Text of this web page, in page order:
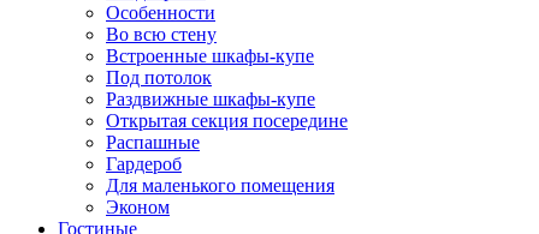
Особенности
Во всю стену
Встроенные шкафы-купе
Под потолок
Раздвижные шкафы-купе
Открытая секция посередине
Распашные
Гардероб
Для маленького помещения
Эконом
Гостиные